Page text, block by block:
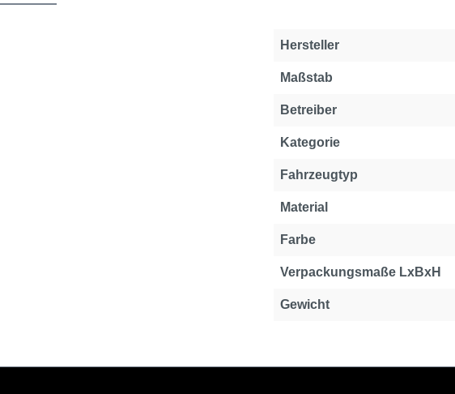
Hersteller
Maßstab
Betreiber
Kategorie
Fahrzeugtyp
Material
Farbe
Verpackungsmaße LxBxH
Gewicht